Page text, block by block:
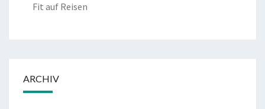
Fit auf Reisen
ARCHIV